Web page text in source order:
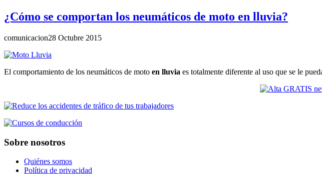
¿Cómo se comportan los neumáticos de moto en lluvia?
comunicacion28 Octubre 2015
El comportamiento de los neumáticos de moto en lluvia es totalmente diferente al uso que se le
Sobre nosotros
Quiénes somos
Política de privacidad